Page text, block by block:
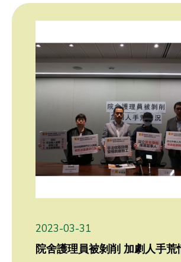
2023-03-31
院舍護理員被剝削 加劇人手荒